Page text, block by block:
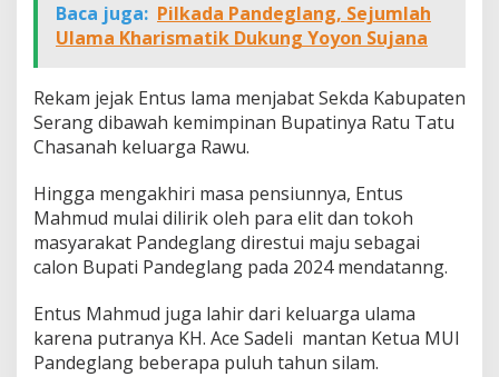
Baca juga: Pilkada Pandeglang, Sejumlah
Ulama Kharismatik Dukung Yoyon Sujana
Rekam jejak Entus lama menjabat Sekda Kabupaten
Serang dibawah kemimpinan Bupatinya Ratu Tatu
Chasanah keluarga Rawu.
Hingga mengakhiri masa pensiunnya, Entus
Mahmud mulai dilirik oleh para elit dan tokoh
masyarakat Pandeglang direstui maju sebagai
calon Bupati Pandeglang pada 2024 mendatanng.
Entus Mahmud juga lahir dari keluarga ulama
karena putranya KH. Ace Sadeli mantan Ketua MUI
Pandeglang beberapa puluh tahun silam.